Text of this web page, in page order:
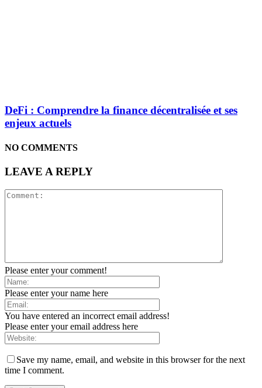
DeFi : Comprendre la finance décentralisée et ses
enjeux actuels
NO COMMENTS
LEAVE A REPLY
Please enter your comment!
Please enter your name here
You have entered an incorrect email address!
Please enter your email address here
Save my name, email, and website in this browser for the next
time I comment.